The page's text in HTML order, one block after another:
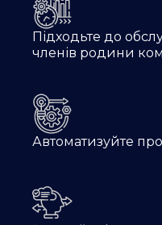
Підходьте до
членів родини
Автоматизуйте